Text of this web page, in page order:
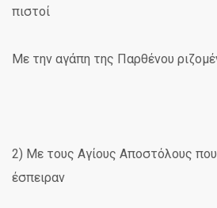
πιστοί
Με την αγάπη της Παρθένου
2) Με τους Αγίους Αποστόλους
έσπειραν